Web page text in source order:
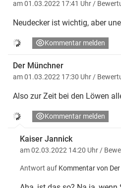
am 01.03.2022 17:41 Uhr /
Neudecker ist wichtig, aber
Kommentar melden
Der Münchner
am 01.03.2022 17:30 Uhr /
Also zur Zeit bei den Löwen
Kommentar melden
Kaiser Jannick
am 02.03.2022 14:20 Uhr /
Antwort auf Kommentar von